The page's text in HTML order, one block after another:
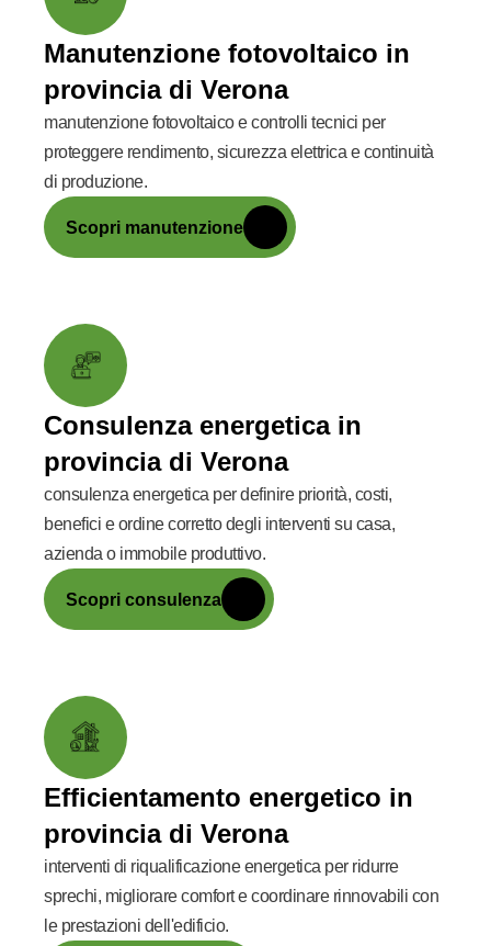
Manutenzione fotovoltaico in
provincia di Verona
manutenzione fotovoltaico e controlli tecnici per
proteggere rendimento, sicurezza elettrica e continuità
di produzione.
Scopri manutenzione
Consulenza energetica in
provincia di Verona
consulenza energetica per definire priorità, costi,
benefici e ordine corretto degli interventi su casa,
azienda o immobile produttivo.
Scopri consulenza
Efficientamento energetico in
provincia di Verona
interventi di riqualificazione energetica per ridurre
sprechi, migliorare comfort e coordinare rinnovabili con
le prestazioni dell'edificio.